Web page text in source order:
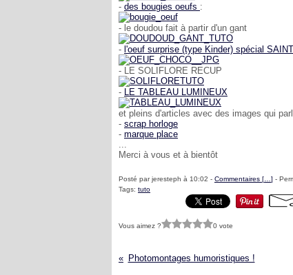
- des bougies oeufs :
- le doudou fait à partir d'un gant
- l'oeuf surprise (type Kinder) spécial
- LE SOLIFLORE RECUP
- LE TABLEAU LUMINEUX
et pleins d'articles avec des images qui
- scrap horloge
- marque place
...
Merci à vous et à bientôt
Posté par jeresteph à 10:02 - Commentaires [ ] -
Tags: tuto
Vous aimez ? 0 vote
Photomontages humoristiques !